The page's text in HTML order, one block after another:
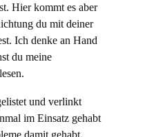
Hier kommt es aber
du mit deiner
Ich denke an Hand
du meine
und verlinkt
im Einsatz gehabt
damit gehabt.